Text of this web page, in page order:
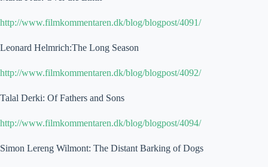
http://www.filmkommentaren.dk/blog/blogpost/4091/
Leonard Helmrich:The Long Season
http://www.filmkommentaren.dk/blog/blogpost/4092/
Talal Derki: Of Fathers and Sons
http://www.filmkommentaren.dk/blog/blogpost/4094/
Simon Lereng Wilmont: The Distant Barking of Dogs